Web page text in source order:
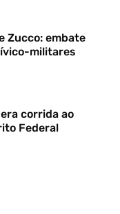
Zucco: embate
militares
corrida ao
Federal